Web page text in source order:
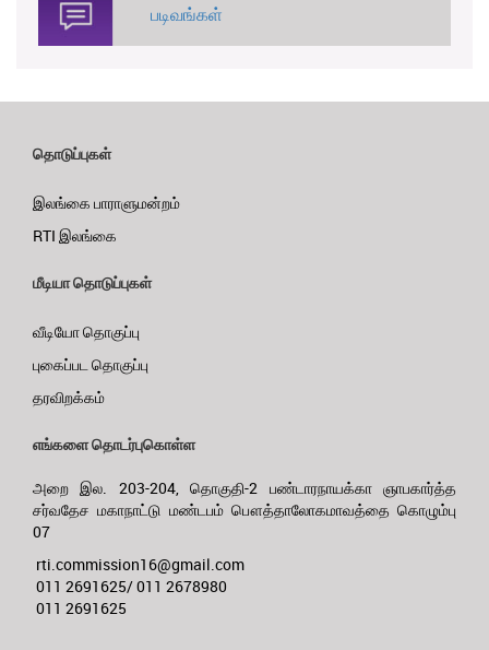
படிவங்கள்
தொடுப்புகள்
இலங்கை பாராளுமன்றம்
RTI இலங்கை
மீடியா தொடுப்புகள்
வீடியோ தொகுப்பு
புகைப்பட தொகுப்பு
தரவிறக்கம்
எங்களை தொடர்புகொள்ள
அறை இல. 203-204, தொகுதி-2 பண்டாரநாயக்கா ஞாபகார்த்த
சர்வதேச மகாநாட்டு மண்டபம் பௌத்தாலோகமாவத்தை கொழும்பு
07
rti.commission16@gmail.com
011 2691625/ 011 2678980
011 2691625